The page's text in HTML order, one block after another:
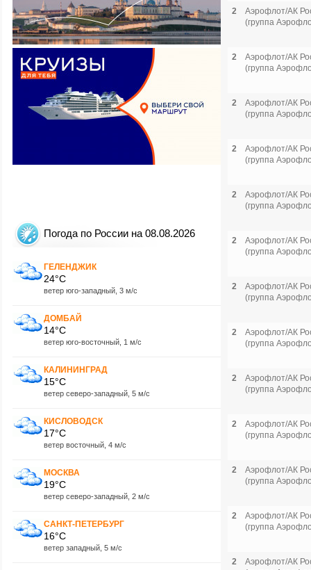
Погода по России на 08.08.2026
ГЕЛЕНДЖИК
24°C
ветер юго-западный, 3 м/с
ДОМБАЙ
14°C
ветер юго-восточный, 1 м/с
КАЛИНИНГРАД
15°C
ветер северо-западный, 5 м/с
КИСЛОВОДСК
17°C
ветер восточный, 4 м/с
МОСКВА
19°C
ветер северо-западный, 2 м/с
САНКТ-ПЕТЕРБУРГ
16°C
ветер западный, 5 м/с
2
Аэрофлот/АК
(группа
2
Аэрофлот/АК
(группа
2
Аэрофлот/АК
(группа
2
Аэрофлот/АК
(группа
2
Аэрофлот/АК
(группа
2
Аэрофлот/АК
(группа
2
Аэрофлот/АК
(группа
2
Аэрофлот/АК
(группа
2
Аэрофлот/АК
(группа
2
Аэрофлот/АК
(группа
2
Аэрофлот/АК
(группа
2
Аэрофлот/АК
(группа
2
Аэрофлот/АК